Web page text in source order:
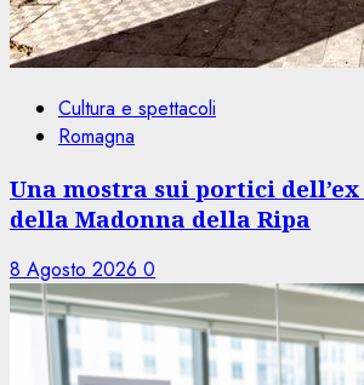
Cultura e spettacoli
Romagna
Una mostra sui portici
della Madonna della Ripa
8 Agosto 2026 0